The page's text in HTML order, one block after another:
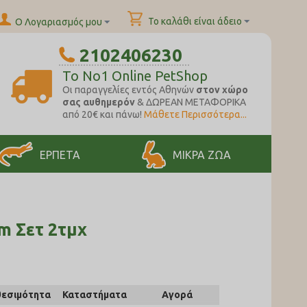
Το καλάθι είναι άδειο
Ο Λογαριασμός μου
2102406230
To No1 Online PetShop
Oι παραγγελίες εντός Αθηνών στον χώρο
σας αυθημερόν& ΔΩΡΕΑΝ ΜΕΤΑΦΟΡΙΚΑ
από 20€ και πάνω! Μάθετε Περισσότερα...
ΕΡΠΕΤΑ ΜΙΚΡΑ ΖΩΑ
Σετ 2τμχ
Καταστήματα Αγορά